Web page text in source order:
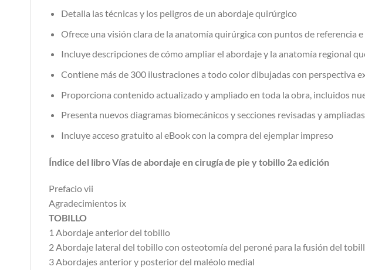
Detalla las técnicas y los peligros de un abordaje quirúrgico
Ofrece una visión clara de la anatomía quirúrgica con puntos de referencia
Incluye descripciones de cómo ampliar el abordaje y la anatomía regional
Contiene más de 300 ilustraciones a todo color dibujadas con perspectiva
Proporciona contenido actualizado y ampliado en toda la obra, incluidos
Presenta nuevos diagramas biomecánicos y secciones revisadas y
Incluye acceso gratuito al eBook con la compra del ejemplar impreso
Índice del libro Vías de abordaje en cirugía de pie y tobillo 2a edición
Prefacio vii
Agradecimientos ix
TOBILLO
1 Abordaje anterior del tobillo
2 Abordaje lateral del tobillo con osteotomía del peroné para la fusión del
3 Abordajes anterior y posterior del maléolo medial